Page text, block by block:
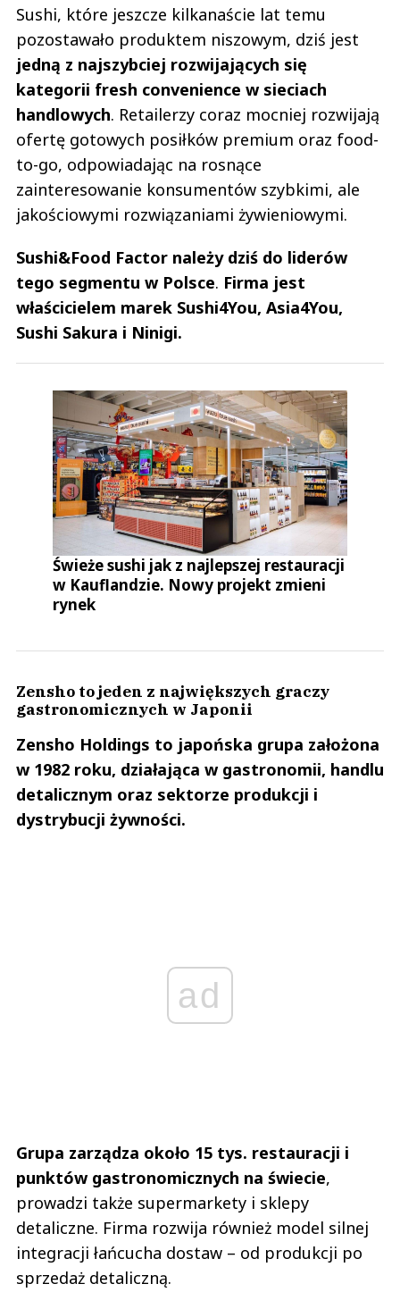
Sushi, które jeszcze kilkanaście lat temu
pozostawało produktem niszowym, dziś jest
jedną z najszybciej rozwijających się
kategorii fresh convenience w sieciach
handlowych. Retailerzy coraz mocniej rozwijają
ofertę gotowych posiłków premium oraz food-
to-go, odpowiadając na rosnące
zainteresowanie konsumentów szybkimi, ale
jakościowymi rozwiązaniami żywieniowymi.
Sushi&Food Factor należy dziś do liderów
tego segmentu w Polsce. Firma jest
właścicielem marek Sushi4You, Asia4You,
Sushi Sakura i Ninigi.
Świeże sushi jak z najlepszej restauracji
w Kauflandzie. Nowy projekt zmieni
rynek
Zensho to jeden z największych graczy
gastronomicznych w Japonii
Zensho Holdings to japońska grupa założona
w 1982 roku, działająca w gastronomii, handlu
detalicznym oraz sektorze produkcji i
dystrybucji żywności.
ad
Grupa zarządza około 15 tys. restauracji i
punktów gastronomicznych na świecie,
prowadzi także supermarkety i sklepy
detaliczne. Firma rozwija również model silnej
integracji łańcucha dostaw – od produkcji po
sprzedaż detaliczną.